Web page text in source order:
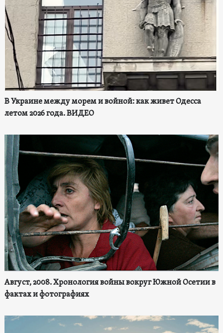
В Украине между морем и войной: как живет Одесса
летом 2026 года. ВИДЕО
Август, 2008. Хронология войны вокруг Южной Осетии в
фактах и фотографиях